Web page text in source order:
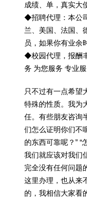
成绩、单，真实大
◆招聘代理：本公
兰、美国、法国、
员，如果你有业余
◆校园代理，报酬
务 为您服务 专业
只不过有一点希望
特殊的性质。我为
任。有些朋友咨询
们怎么证明你们不
的东西可靠呢？” “
我们就应该对我们
完全没有任何问题
这里办理，也从来
的，我相信大家看